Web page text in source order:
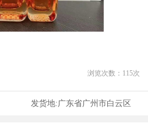
浏览次数： 115次
发货地:广东省广州市白云区